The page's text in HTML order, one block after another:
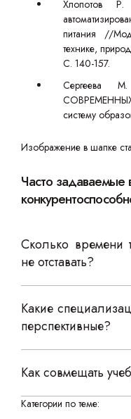
Хлопотов
питания //
технике,
С. 140-157.
систему
Изображение в шапке
Часто задаваемые
Сколько времени
не отставать?
Какие
перспективные?
Как совмещать
Категории по теме: